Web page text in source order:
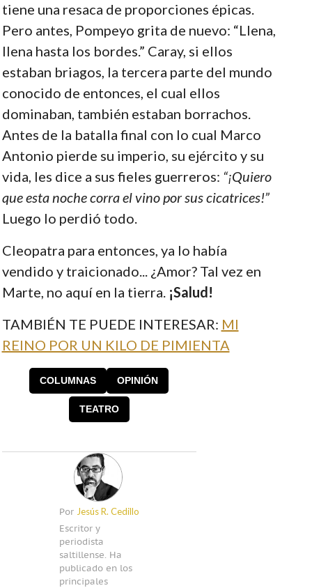
tiene una resaca de proporciones épicas.
Pero antes, Pompeyo grita de nuevo: “Llena,
llena hasta los bordes.” Caray, si ellos
estaban briagos, la tercera parte del mundo
conocido de entonces, el cual ellos
dominaban, también estaban borrachos.
Antes de la batalla final con lo cual Marco
Antonio pierde su imperio, su ejército y su
vida, les dice a sus fieles guerreros: “¡Quiero
que esta noche corra el vino por sus cicatrices!”
Luego lo perdió todo.
Cleopatra para entonces, ya lo había
vendido y traicionado... ¿Amor? Tal vez en
Marte, no aquí en la tierra. ¡Salud!
TAMBIÉN TE PUEDE INTERESAR: MI
REINO POR UN KILO DE PIMIENTA
COLUMNAS OPINIÓN
TEATRO
Por Jesús R. Cedillo
Escritor y
periodista
saltillense. Ha
publicado en los
principales